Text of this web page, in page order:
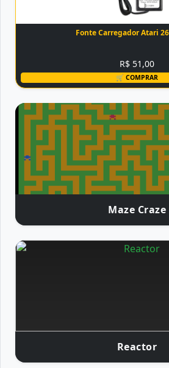
Fonte Carregador Atari
R$ 51,00
🛒 COMPRAR
Maze Craze
Reactor